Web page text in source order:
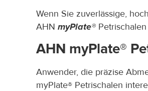
Wenn Sie zuverlässige,
AHN myPlate® Petrischalen
AHN myPlate®
Anwender, die präzise
myPlate® Petrischalen